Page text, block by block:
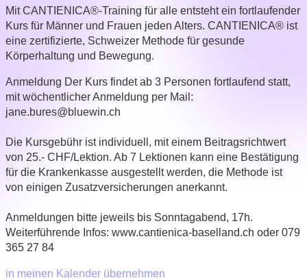
Mit CANTIENICA®-Training für alle entsteht ein fortlaufender
Kurs für Männer und Frauen jeden Alters. CANTIENICA® ist
eine zertifizierte, Schweizer Methode für gesunde
Körperhaltung und Bewegung.
Anmeldung Der Kurs findet ab 3 Personen fortlaufend statt,
mit wöchentlicher Anmeldung per Mail:
jane.bures@bluewin.ch
Die Kursgebühr ist individuell, mit einem Beitragsrichtwert
von 25.- CHF/Lektion. Ab 7 Lektionen kann eine Bestätigung
für die Krankenkasse ausgestellt werden, die Methode ist
von einigen Zusatzversicherungen anerkannt.
Anmeldungen bitte jeweils bis Sonntagabend, 17h.
Weiterführende Infos: www.cantienica-baselland.ch oder 079
365 27 84
in meinen Kalender übernehmen